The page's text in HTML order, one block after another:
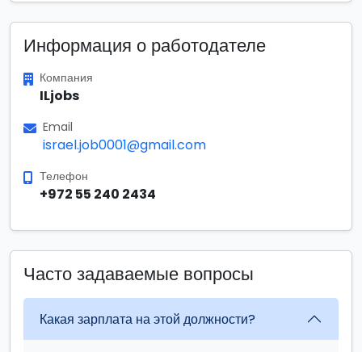
Информация о работодателе
Компания
ILjobs
Email
israel.job0001@gmail.com
Телефон
+972 55 240 2434
Часто задаваемые вопросы
Какая зарплата на этой должности?